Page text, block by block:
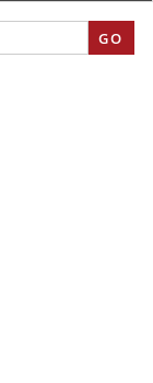
GO